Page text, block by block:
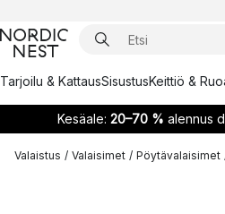
Tarjoilu & KattausSisustusKeittiö &
Kesäale: 20–70 % alennus
Valaistus / Valaisimet / Pöytävalaisimet